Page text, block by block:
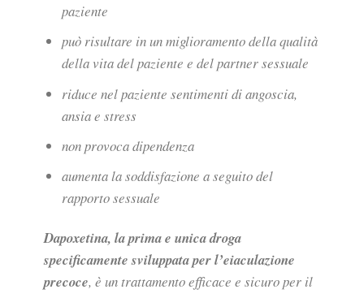
paziente
può risultare in un miglioramento della qualità
della vita del paziente e del partner sessuale
riduce nel paziente sentimenti di angoscia,
ansia e stress
non provoca dipendenza
aumenta la soddisfazione a seguito del
rapporto sessuale
Dapoxetina, la prima e unica droga
specificamente sviluppata per l’eiaculazione
precoce, è un trattamento efficace e sicuro per il